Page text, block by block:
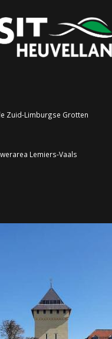
Zuid-Limburgse Grotten
Lemiers-Vaals